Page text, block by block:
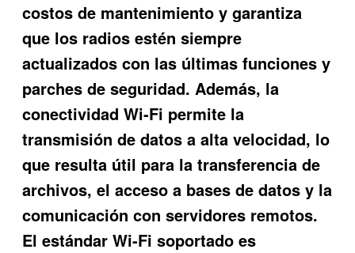
costos de mantenimiento y garantiza
que los radios estén siempre
actualizados con las últimas funciones y
parches de seguridad. Además, la
conectividad Wi-Fi permite la
transmisión de datos a alta velocidad, lo
que resulta útil para la transferencia de
archivos, el acceso a bases de datos y la
comunicación con servidores remotos.
El estándar Wi-Fi soportado es